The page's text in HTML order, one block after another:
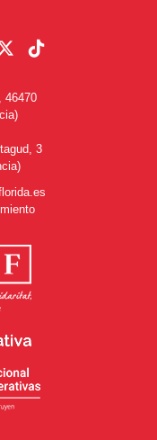
46470
3